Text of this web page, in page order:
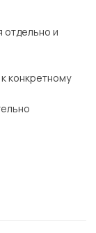
отдельно и
конкретному